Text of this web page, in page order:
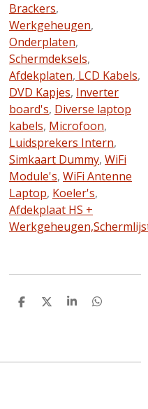
Brackers,
Werkgeheugen,
Onderplaten,
Schermdeksels,
Afdekplaten, LCD Kabels,
DVD Kapjes, Inverter
board's, Diverse laptop
kabels, Microfoon,
Luidsprekers Intern,
Simkaart Dummy, WiFi
Module's, WiFi Antenne
Laptop, Koeler's,
Afdekplaat HS +
Werkgeheugen,
D
D
S
D